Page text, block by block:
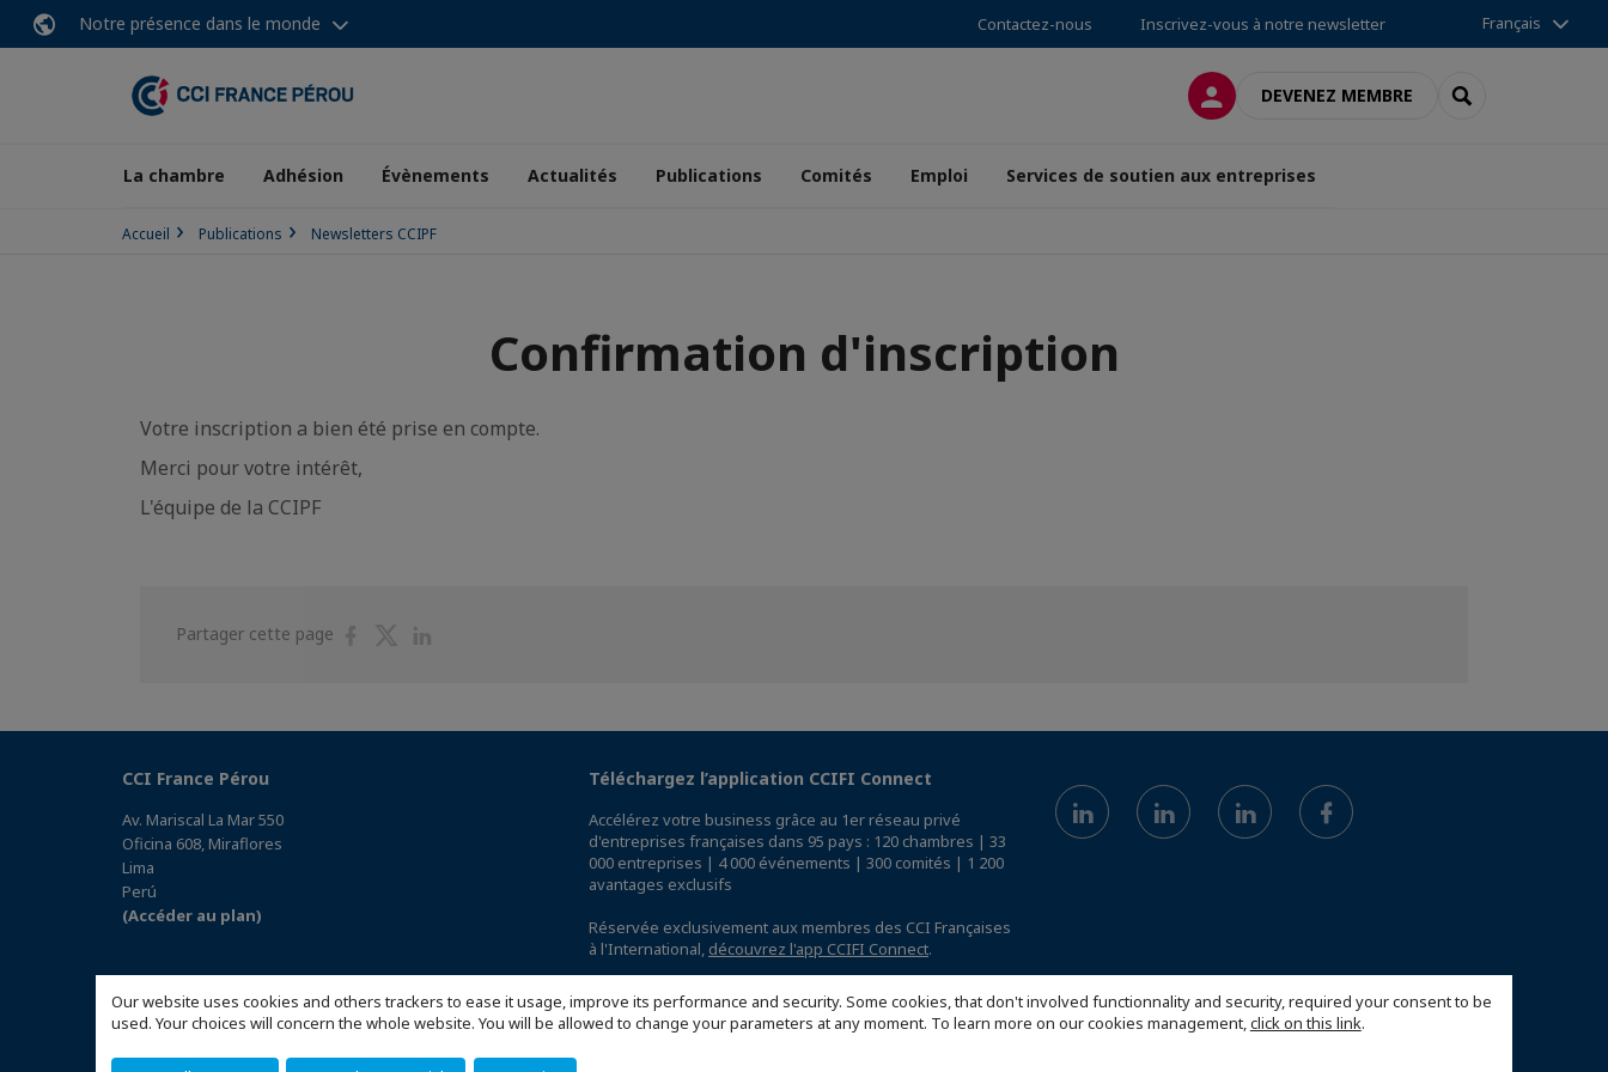
Our website uses cookies and others trackers to ease it usage, improve its performance and security. Some cookies, that don't involved functionnality and security, required your consent to be
used. Your choices will concern the whole website. You will be allowed to change your parameters at any moment. To learn more on our cookies management,click on this link.
Notre présence dans le monde Contactez-nous Inscrivez-vous à notre newsletter Français
CONNEXIONDEVENEZ MEMBRE RECHERCHER
La chambre Adhésion Évènements Actualités Publications Comités Emploi Services de soutien aux entreprises
Accueil Publications Newsletters CCIPF
Confirmation d'inscription
Votre inscription a bien été prise en compte.
Merci pour votre intérêt,
L'équipe de la CCIPF
Partager cette page
PartagerPartager
CCI France Pérou
Av. Mariscal La Mar 550
Oficina 608, Miraflores
Lima
Perú
(Accéder au plan)
Téléchargez l’application CCIFI Connect
Accélérez votre business grâce au 1er réseau privé
d'entreprises françaises dans 95 pays : 120 chambres | 33
000 entreprises | 4 000 événements | 300 comités | 1 200
avantages exclusifs
Réservée exclusivement aux membres des CCI Françaises
à l'International, découvrez l'app CCIFI Connect.